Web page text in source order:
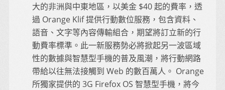
大的非洲與中東地區，以美金 $40 起的費率，透
過 Orange Klif 提供行動數位服務，包含資料、
語音、文字等內容傳輸組合，期望將訂立新的行
動費率標準。此一新服務勢必將掀起另一波區域
性的數據與智慧型手機的普及風潮，將行動網路
帶給以往無法接觸到 Web 的數百萬人。 Orange
所獨家提供的 3G Firefox OS 智慧型手機，將今